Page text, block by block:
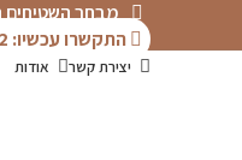
מבחר השטיחים
התקשרו עכשיו: 050-4683642
יצירת קשר אודות